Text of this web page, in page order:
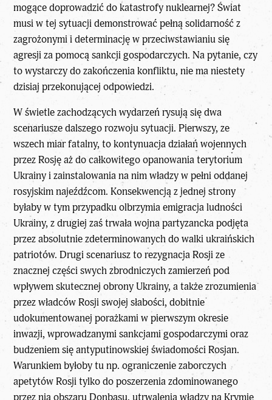
mogące doprowadzić do katastrofy nuklearnej? Świat
musi w tej sytuacji demonstrować pełną solidarność z
zagrożonymi i determinację w przeciwstawianiu się
agresji za pomocą sankcji gospodarczych. Na pytanie, czy
to wystarczy do zakończenia konfliktu, nie ma niestety
dzisiaj przekonującej odpowiedzi.
W świetle zachodzących wydarzeń rysują się dwa
scenariusze dalszego rozwoju sytuacji. Pierwszy, ze
wszech miar fatalny, to kontynuacja działań wojennych
przez Rosję aż do całkowitego opanowania terytorium
Ukrainy i zainstalowania na nim władzy w pełni oddanej
rosyjskim najeźdźcom. Konsekwencją z jednej strony
byłaby w tym przypadku olbrzymia emigracja ludności
Ukrainy, z drugiej zaś trwała wojna partyzancka podjęta
przez absolutnie zdeterminowanych do walki ukraińskich
patriotów. Drugi scenariusz to rezygnacja Rosji ze
znacznej części swych zbrodniczych zamierzeń pod
wpływem skutecznej obrony Ukrainy, a także zrozumienia
przez władców Rosji swojej słabości, dobitnie
udokumentowanej porażkami w pierwszym okresie
inwazji, wprowadzanymi sankcjami gospodarczymi oraz
budzeniem się antyputinowskiej świadomości Rosjan.
Warunkiem byłoby tu np. ograniczenie zaborczych
apetytów Rosji tylko do poszerzenia zdominowanego